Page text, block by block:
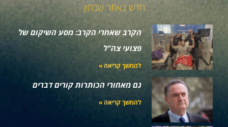
חדש באתר שבתון
הקרב שאחרי הקרב: מסע השיקום של
פצועי צה"ל
להמשך קריאה »
גם מאחורי הכותרות קורים דברים
להמשך קריאה »